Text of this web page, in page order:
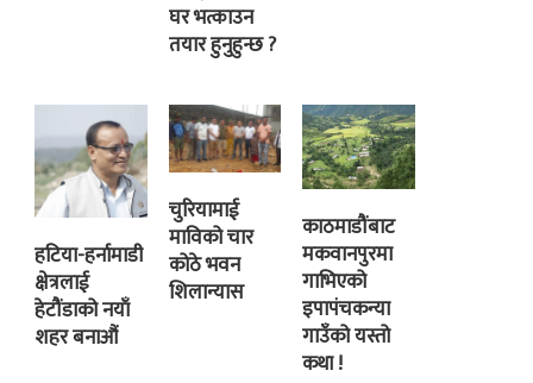
घर भत्काउन
तयार हुनुहुन्छ ?
हटिया-हर्नामाडी
क्षेत्रलाई
हेटौंडाको नयाँ
शहर बनाऔं
चुरियामाई
माविको चार
कोठे भवन
शिलान्यास
काठमाडौंबाट
मकवानपुरमा
गाभिएको
इपापंचकन्या
गाउँको यस्तो
कथा !